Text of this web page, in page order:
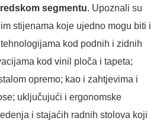
segmentu. Upoznali su
stijenama koje ujedno mogu biti i
kod podnih i zidnih
kod vinil ploča i tapeta;
opremo; kao i zahtjevima i
uključujući i ergonomske
i stajaćih radnih stolova koji